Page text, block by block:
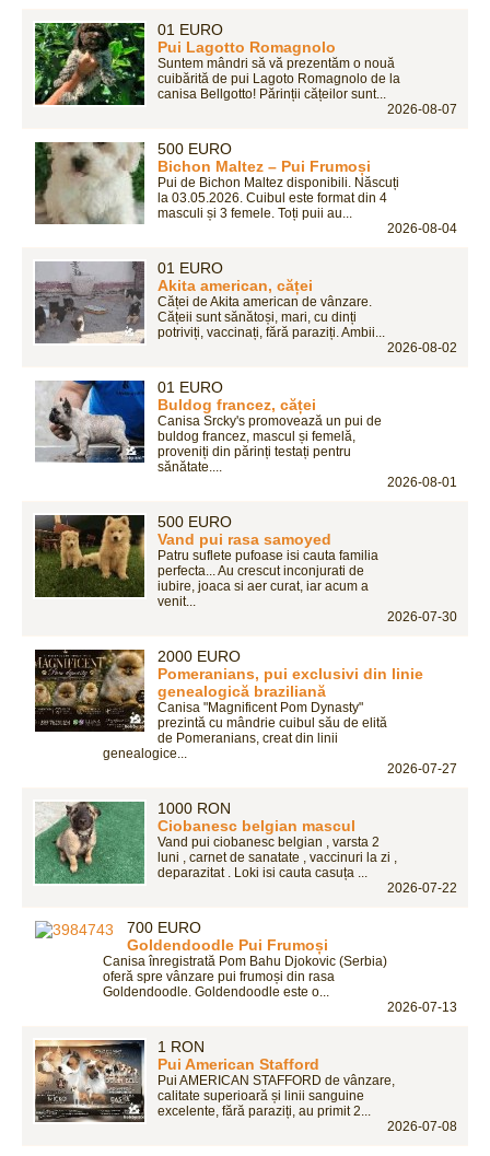
01 EURO
Pui Lagotto Romagnolo
Suntem mândri să vă prezentăm o nouă
cuibărită de pui Lagoto Romagnolo de la
canisa Bellgotto! Părinții cățeilor sunt...
2026-08-07
500 EURO
Bichon Maltez – Pui Frumoși
Pui de Bichon Maltez disponibili. Născuți
la 03.05.2026. Cuibul este format din 4
masculi și 3 femele. Toți puii au...
2026-08-04
01 EURO
Akita american, căței
Căței de Akita american de vânzare.
Cățeii sunt sănătoși, mari, cu dinți
potriviți, vaccinați, fără paraziți. Ambii...
2026-08-02
01 EURO
Buldog francez, căței
Canisa Srcky's promovează un pui de
buldog francez, mascul și femelă,
proveniți din părinți testați pentru
sănătate....
2026-08-01
500 EURO
Vand pui rasa samoyed
Patru suflete pufoase isi cauta familia
perfecta... Au crescut inconjurati de
iubire, joaca si aer curat, iar acum a
venit...
2026-07-30
2000 EURO
Pomeranians, pui exclusivi din linie
genealogică braziliană
Canisa "Magnificent Pom Dynasty"
prezintă cu mândrie cuibul său de elită
de Pomeranians, creat din linii
genealogice...
2026-07-27
1000 RON
Ciobanesc belgian mascul
Vand pui ciobanesc belgian , varsta 2
luni , carnet de sanatate , vaccinuri la zi ,
deparazitat . Loki isi cauta casuța ...
2026-07-22
700 EURO
Goldendoodle Pui Frumoși
Canisa înregistrată Pom Bahu Djokovic (Serbia)
oferă spre vânzare pui frumoși din rasa
Goldendoodle. Goldendoodle este o...
2026-07-13
1 RON
Pui American Stafford
Pui AMERICAN STAFFORD de vânzare,
calitate superioară și linii sanguine
excelente, fără paraziți, au primit 2...
2026-07-08